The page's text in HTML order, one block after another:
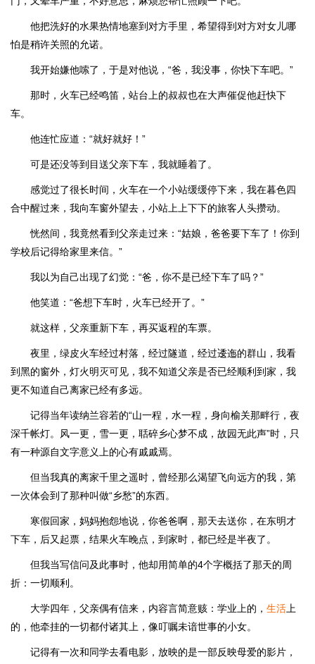
他把洗好的水果热情地塞到对方手里，希望得到对方对女儿哪
怕是稍许关照的允诺。
我开始嫌他嗦了，于是对他说，“爸，我没事，你快下车吧。”
那时，火车已经鸣笛，站台上的叔叔也在大声催促他赶快下
车。
他连忙应道：“就好就好！”
可是还没等到目送父亲下车，我就睡着了。
感觉过了很长时间，火车在一个小站缓缓停下来，我在暮色四
合中醒过来，我向车窗外望去，小站上上下下的旅客人头攒动。
恍然间，我竟然看到父亲走过来：“姑娘，爸爸要下车了！你到
学校后记得给家里来信。”
我以为自己出现了幻觉：“爸，你不是已经下车了吗？”
他笑道：“爸想下车时，火车已经开了。”
就这样，父亲重新下车，再买返程的车票。
夜里，绿皮火车经过村落，经过隧道，经过逶迤的群山，我看
到黑的窗外，灯火明灭可见，我不知道父亲是否已经顺利到家，我
更不知道自己离家已经有多远。
记得当年读纳兰容若的“山一程，水一程，身向榆关那畔行，夜
深千帐灯。风一更，雪一更，聒碎乡心梦不成，故园无此声”时，只
有一种源自文字意义上的心有戚戚焉。
但当我真的离家千里之遥时，曾经那么渴望飞向远方的我，第
一次体会到了那种叫做“乡愁”的东西。
寒假回家，妈妈抱怨地说，你爸爸啊，那天去送你，在东明才
下车，后又起票，结果火车晚点，到家时，都已经是半夜了。
但我当写信问及此事时，他却用简单的4个字概括了那天的周
折：一切顺利。
大学四年，父亲偶有信来，内容言简意赅：学业上的， 生活 上
的，他牵挂的一切都付诸其上，像叮嘱未谙世事的小女。
记得有一次和同学去看电影，放映的是一部反映母爱的影片，